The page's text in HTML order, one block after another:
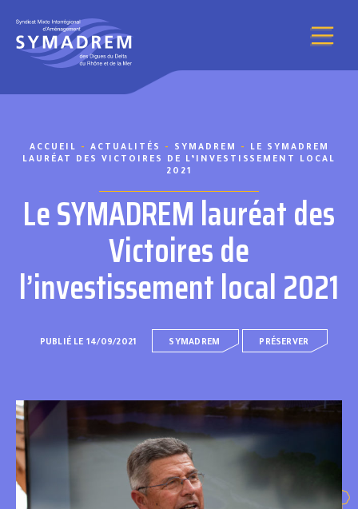
ACCUEIL - ACTUALITÉS - SYMADREM -
LE SYMADREM
LAURÉAT DES VICTOIRES DE L’INVESTISSEMENT LOCAL
2021
Le SYMADREM lauréat des
Victoires de
l’investissement local 2021
PUBLIÉ LE 14/09/2021 SYMADREM PRÉSERVER